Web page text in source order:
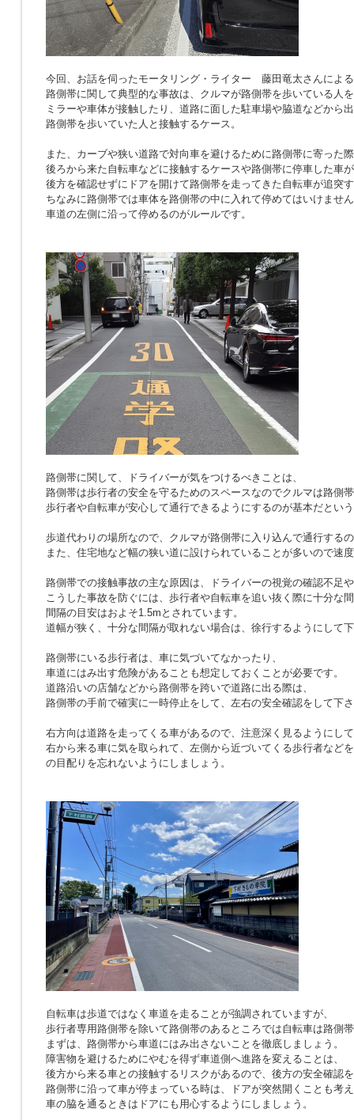
今回、お話を伺ったモータリング・ライター 藤田竜太さんによ
路側帯に関して典型的な事故は、クルマが路側帯を歩いている人
ミラーや車体が接触したり、道路に面した駐車場や脇道などから
路側帯を歩いていた人と接触するケース。
また、カーブや狭い道路で対向車を避けるために路側帯に寄った
後ろから来た自転車などに接触するケースや路側帯に停車した車
後方を確認せずにドアを開けて路側帯を走ってきた自転車が追突
ちなみに路側帯では車体を路側帯の中に入れて停めてはいけませ
車道の左側に沿って停めるのがルールです。
路側帯に関して、ドライバーが気をつけるべきことは、
路側帯は歩行者の安全を守るためのスペースなのでクルマは路側
歩行者や自転車が安心して通行できるようにするのが基本だとい
歩道代わりの場所なので、クルマが路側帯に入り込んで通行する
また、住宅地など幅の狭い道に設けられていることが多いので速
路側帯での接触事故の主な原因は、ドライバーの視覚の確認不足
こうした事故を防ぐには、歩行者や自転車を追い抜く際に十分な
間隔の目安はおよそ1.5mとされています。
道幅が狭く、十分な間隔が取れない場合は、徐行するようにして
路側帯にいる歩行者は、車に気づいてなかったり、
車道にはみ出す危険があることも想定しておくことが必要です。
道路沿いの店舗などから路側帯を跨いで道路に出る際は、
路側帯の手前で確実に一時停止をして、左右の安全確認をして下
右方向は道路を走ってくる車があるので、注意深く見るようにし
右から来る車に気を取られて、左側から近づいてくる歩行者など
の目配りを忘れないようにしましょう。
自転車は歩道ではなく車道を走ることが強調されていますが、
歩行者専用路側帯を除いて路側帯のあるところでは自転車は路側
まずは、路側帯から車道にはみ出さないことを徹底しましょう。
障害物を避けるためにやむを得ず車道側へ進路を変えることは、
後方から来る車との接触するリスクがあるので、後方の安全確認
路側帯に沿って車が停まっている時は、ドアが突然開くことも考
車の脇を通るときはドアにも用心するようにしましょう。